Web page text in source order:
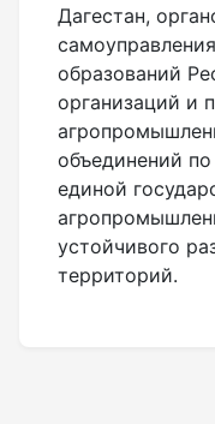
Дагестан,
образований
организаций и
объединений
единой
устойчивого
территорий.